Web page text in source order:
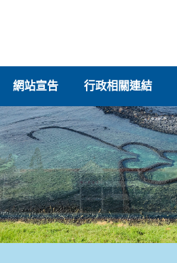
網站宣告 行政相關連結